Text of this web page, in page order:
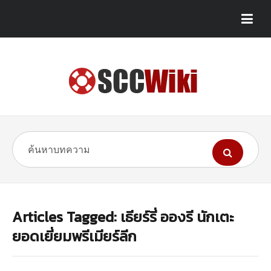
Articles Tagged: เธียร์รี่ อองรี นักเตะ
ยอดเยี่ยมพรีเมียร์ลีก